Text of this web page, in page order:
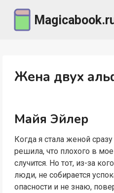
содержимому
Жена двух
Майя Эйлер
Когда я стала женой
решила, что плохого в
случится. Но тот, из-за
люди, не собирается
опасности и не знаю,